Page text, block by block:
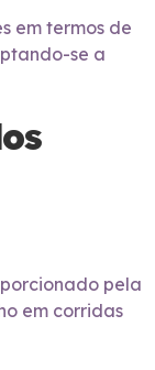
em termos de
se a
pela
em corridas